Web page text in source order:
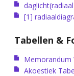
[1]
Tabellen &
Memorandum
Akoestiek